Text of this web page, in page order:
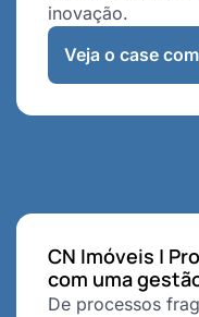
inovação.
Veja o case
CN Imóveis |
com uma
De processos